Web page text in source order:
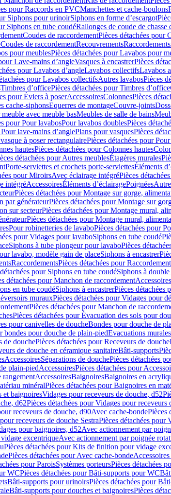
pour Raccords en PVCManchettes et cache-boulons
Siphons pour urinoirSiphons en forme d’escargot
Siphons en tube coudéRallonges de coude de chasse
Coudes de raccordementPièces détachées pour
Coudes de raccordementRecouvrementsRaccordements
pour meublesPièces détachées pour Lavabos pour
Lave-mains d’angleVasques à encastrerPièces
pour Lavabos d’angleLavabos collectifsLavabos
pour Lavabos collectifsAutres lavabosPièces
Timbres dʼofficePièces détachées pour Timbres dʼoffice
pour Éviers à poserAccessoiresColonnesPièces
cache-siphonsEquerres de montageCouvre-joints
avec meuble basMeubles de salle de bains
pour Pour lavabosPour lavabos doublesPièces
lave-mains d’anglePlans pour vasquesPièces
à poser rectangulairePièces détachées pour
hautesPièces détachées pour Colonnes hautes
détachées pour Autres meublesÉtagères murales
Porte-serviettes et crochets porte-serviettesÉléments
pour MiroirsAvec éclairage intégréPièces
intégréAccessoiresÉléments d’éclairagePoignées
Pièces détachées pour Montage sur gorge,
par générateurPièces détachées pour Montage sur
sur secteurPièces détachées pour Montage mural,
Pièces détachées pour Montage mural,
Pour robinetteries de lavaboPièces détachées pour
pour Vidages pour lavaboSiphons en tube coudé
Siphons à tube plongeur pour lavaboPièces
lavabo, modèle gain de placeSiphons à encastrer
RaccordementsPièces détachées pour
pour Siphons en tube coudéSiphons à
détachées pour Manchon de raccordementAccessoires
en tube coudéSiphons à encastrerPièces détachées
murauxPièces détachées pour Vidages pour
Pièces détachées pour Manchon de
Pièces détachées pour Évacuation des sols pour
pour canivelles de doucheBondes pour douche de
bondes pour douche de plain-piedEvacuations murales
de douchePièces détachées pour Receveurs de douche
de douche en céramique sanitaireBâti-supports
AccessoiresSéparations de douchePièces détachées
plain-piedAccessoiresPièces détachées pour
rangementAccessoiresBaignoiresBaignoires en
minéralPièces détachées pour Baignoires en
et baignoiresVidages pour receveurs de douche, d52
d62Pièces détachées pour Vidages pour receveurs
receveurs de douche, d90Avec cache-bondePièces
receveurs de douche SestraPièces détachées pour
pour baignoires, d52Avec actionnement par
excentriqueAvec actionnement par poignée
Pièces détachées pour Kits de finition pour vidage
Pièces détachées pour Avec cache-bonde
pour ParoisSystèmes porteursPièces détachées
WCPièces détachées pour Bâti-supports pour WC
Bâti-supports pour urinoirsPièces détachées pour
Bâti-supports pour douches et baignoiresPièces